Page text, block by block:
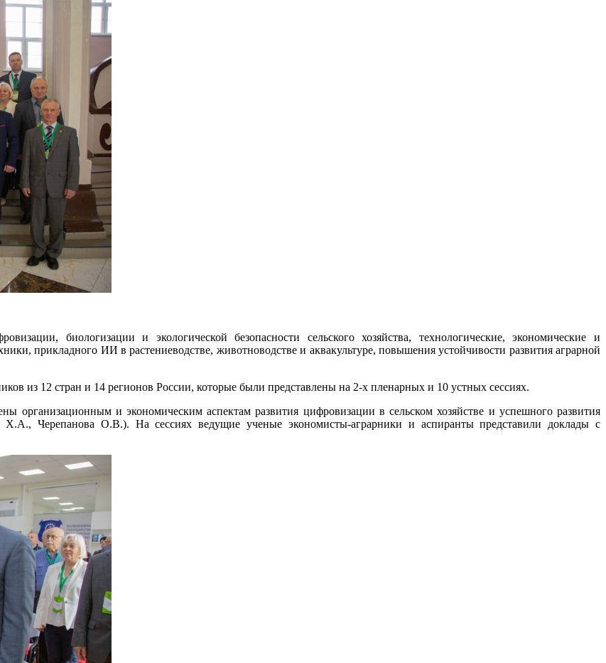
биологизации и экологической безопасности сельского хозяйства, технологические, экономические и
прикладного ИИ в растениеводстве, животноводстве и аквакультуре, повышения устойчивости развития аграрной
12 стран и 14 регионов России, которые были представлены на 2-х пленарных и 10 устных сессиях.
и экономическим аспектам развития цифровизации в сельском хозяйстве и успешного развития
Черепанова О.В.). На сессиях ведущие ученые экономисты-аграрники и аспиранты представили доклады с